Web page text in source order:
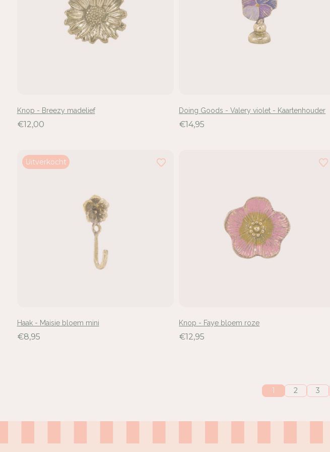
Knop - Breezy madelief
€12,00
Doing Goods - Valery violet - Kaartenhouder
€14,95
Uitverkocht
Haak - Maisie bloem mini
€8,95
Knop - Faye bloem roze
€12,95
1 2 3